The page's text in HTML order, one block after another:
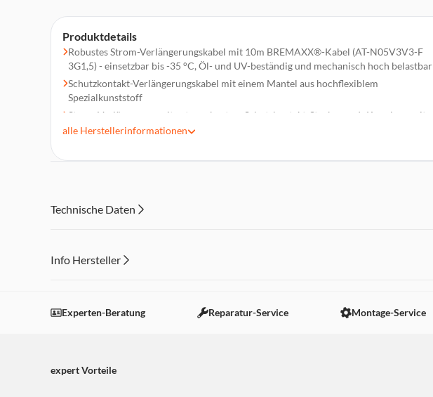
Produktdetails
Robustes Strom-Verlängerungskabel mit 10m BREMAXX®-Kabel (AT-N05V3V3-F
3G1,5) - einsetzbar bis -35 °C, Öl- und UV-beständig und mechanisch hoch belastbar
Schutzkontakt-Verlängerungskabel mit einem Mantel aus hochflexiblem
Spezialkunststoff
Strom-Verlängerung mit extra robustem Schutzkontakt-Stecker und -Kupplung mit
Verschlusskappe
diverse Gartenarbeiten
alle Herstellerinformationen
Technische Daten
Info Hersteller
Einstellungen anpassen
Experten-Beratung Reparatur-Service Montage-Service
expert Vorteile